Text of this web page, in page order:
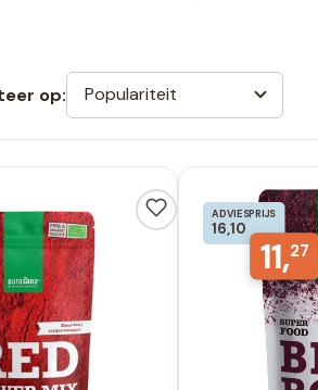
op: Populariteit
ADVIESPRIJS
16,10
11,27